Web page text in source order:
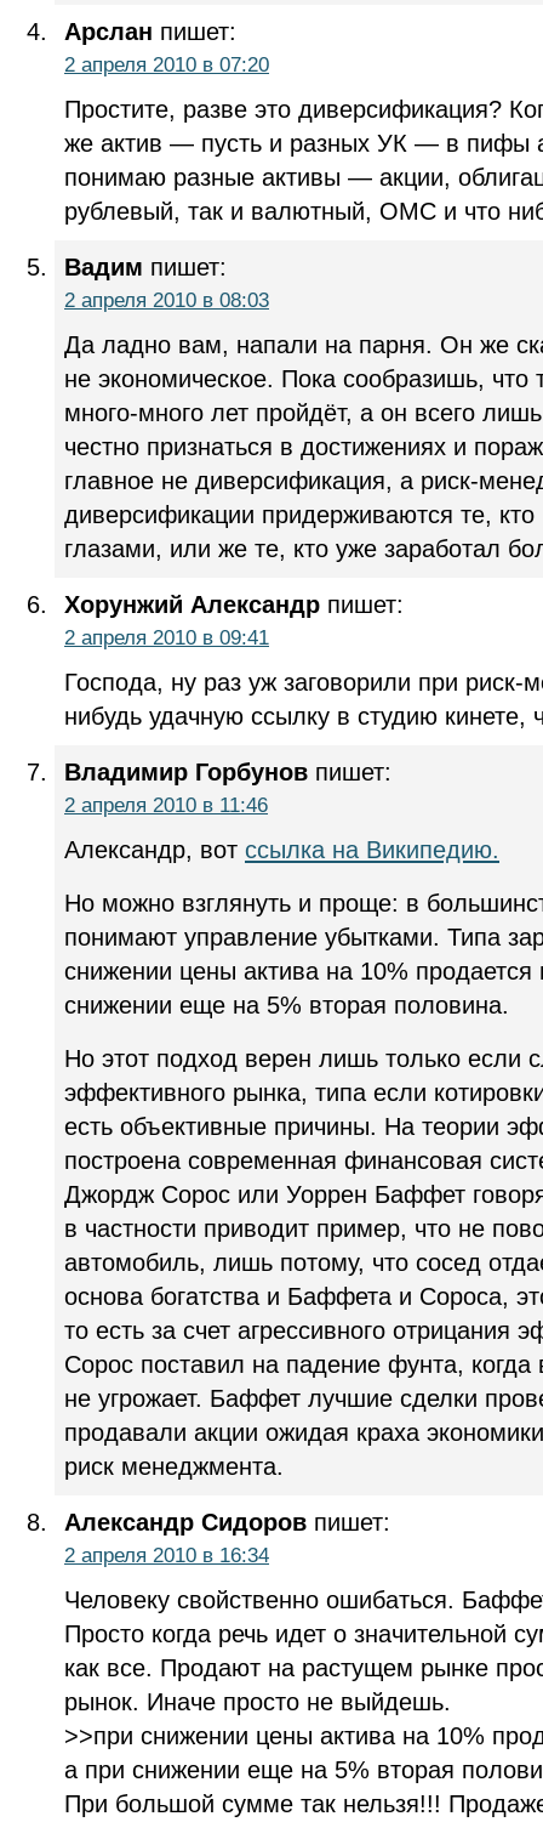
Арслан пишет:
2 апреля 2010 в 07:20
Простите, разве это диверсификация?
же актив — пусть и разных УК — в пифы
понимаю разные активы — акции,
рублевый, так и валютный, ОМС и что
Вадим пишет:
2 апреля 2010 в 08:03
Да ладно вам, напали на парня. Он же
не экономическое. Пока сообразишь, что
много-много лет пройдёт, а он всего
честно признаться в достижениях и
главное не диверсификация, а риск-
диверсификации придерживаются те, кто
глазами, или же те, кто уже заработал
Хорунжий Александр пишет:
2 апреля 2010 в 09:41
Господа, ну раз уж заговорили при
нибудь удачную ссылку в студию кинете,
Владимир Горбунов пишет:
2 апреля 2010 в 11:46
Александр, вот ссылка на Википедию.
Но можно взглянуть и проще: в
понимают управление убытками. Типа
снижении цены актива на 10%
снижении еще на 5% вторая половина.
Но этот подход верен лишь только если
эффективного рынка, типа если
есть объективные причины. На теории
построена современная финансовая
Джордж Сорос или Уоррен Баффет
в частности приводит пример, что не
автомобиль, лишь потому, что сосед
основа богатства и Баффета и Сороса,
то есть за счет агрессивного отрицания
Сорос поставил на падение фунта, когда
не угрожает. Баффет лучшие сделки
продавали акции ожидая краха
риск менеджмента.
Александр Сидоров пишет:
2 апреля 2010 в 16:34
Человеку свойственно ошибаться.
Просто когда речь идет о значительной
как все. Продают на растущем рынке
рынок. Иначе просто не выйдешь.
>>при снижении цены актива на 10%
а при снижении еще на 5% вторая
При большой сумме так нельзя!!!